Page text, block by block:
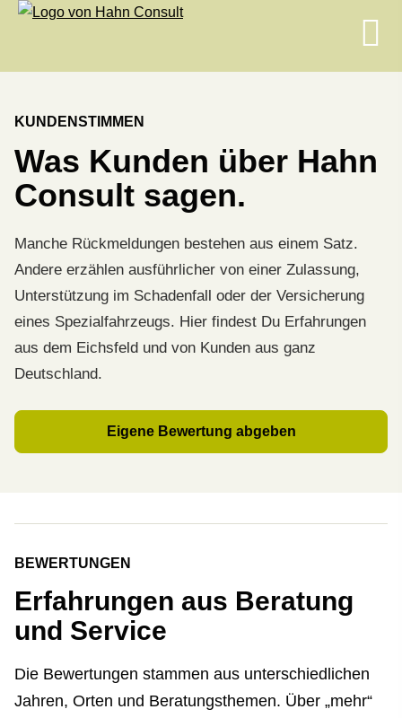
KUNDENSTIMMEN
Was Kunden über Hahn
Consult sagen.
Manche Rückmeldungen bestehen aus einem Satz.
Andere erzählen ausführlicher von einer Zulassung,
Unterstützung im Schadenfall oder der Versicherung
eines Spezialfahrzeugs. Hier findest Du Erfahrungen
aus dem Eichsfeld und von Kunden aus ganz
Deutschland.
Eigene Bewertung abgeben
BEWERTUNGEN
Erfahrungen aus Beratung
und Service
Die Bewertungen stammen aus unterschiedlichen
Jahren, Orten und Beratungsthemen. Über „mehr“